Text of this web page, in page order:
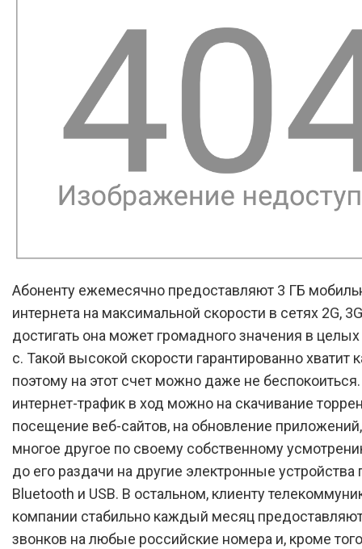
Абоненту ежемесячно предоставляют 3 ГБ
интернета на максимальной скорости в сетях 2G, 3G
достигать она может громадного значения в
с. Такой высокой скорости гарантированно хватит
поэтому на этот счет можно даже не
интернет-трафик в ход можно на скачивание
посещение веб-сайтов, на обновление
многое другое по своему собственному
до его раздачи на другие электронные устройства
Bluetooth и USB. В остальном, клиенту
компании стабильно каждый месяц
звонков на любые российские номера и, кроме